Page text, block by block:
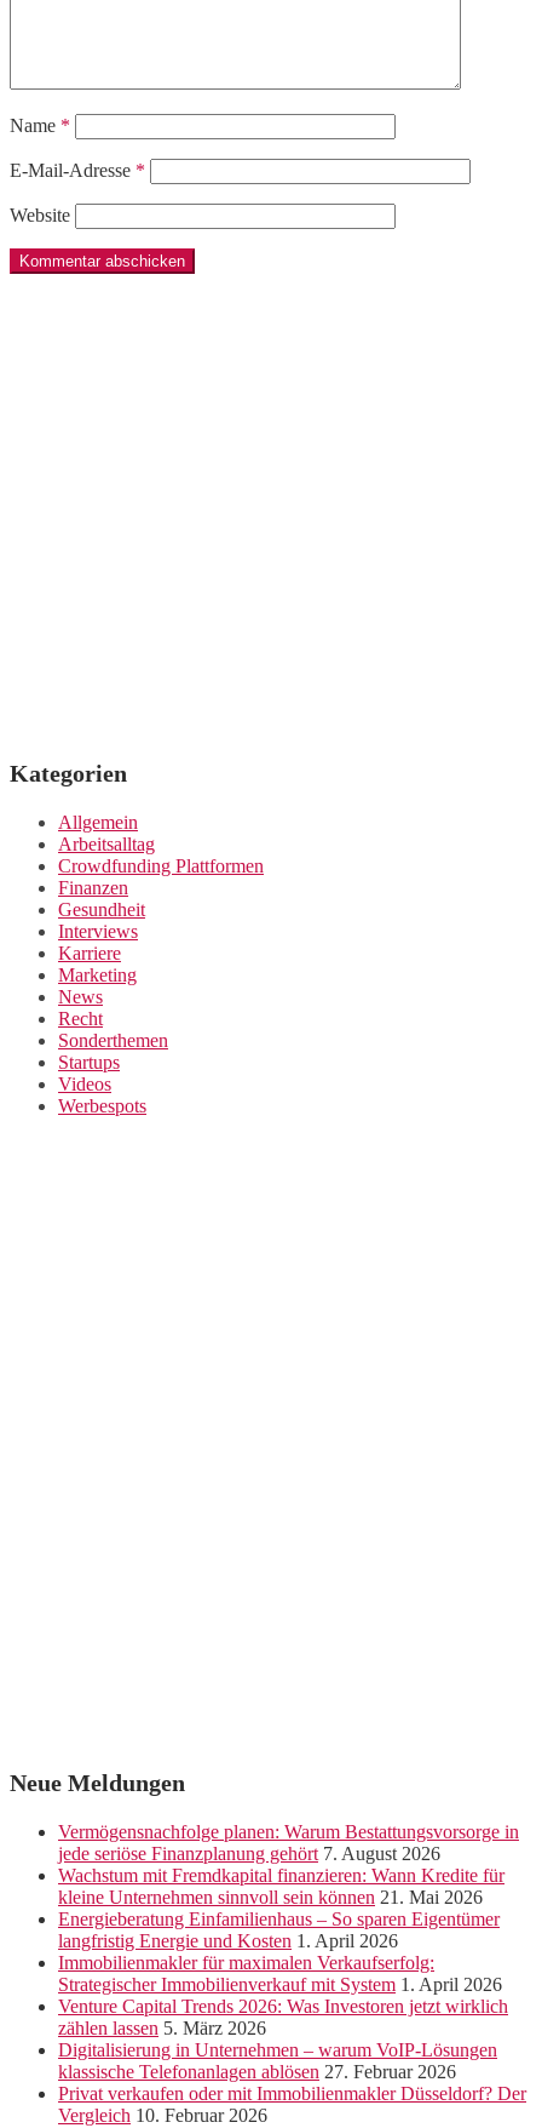
Name *
E-Mail-Adresse *
Website
Kategorien
Allgemein
Arbeitsalltag
Crowdfunding Plattformen
Finanzen
Gesundheit
Interviews
Karriere
Marketing
News
Recht
Sonderthemen
Startups
Videos
Werbespots
Neue Meldungen
Vermögensnachfolge planen: Warum Bestattungsvorsorge in
jede seriöse Finanzplanung gehört 7. August 2026
Wachstum mit Fremdkapital finanzieren: Wann Kredite für
kleine Unternehmen sinnvoll sein können 21. Mai 2026
Energieberatung Einfamilienhaus – So sparen Eigentümer
langfristig Energie und Kosten 1. April 2026
Immobilienmakler für maximalen Verkaufserfolg:
Strategischer Immobilienverkauf mit System 1. April 2026
Venture Capital Trends 2026: Was Investoren jetzt wirklich
zählen lassen 5. März 2026
Digitalisierung in Unternehmen – warum VoIP-Lösungen
klassische Telefonanlagen ablösen 27. Februar 2026
Privat verkaufen oder mit Immobilienmakler Düsseldorf? Der
Vergleich 10. Februar 2026